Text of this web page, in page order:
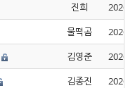
진희
물떡곰
김영준
김종진